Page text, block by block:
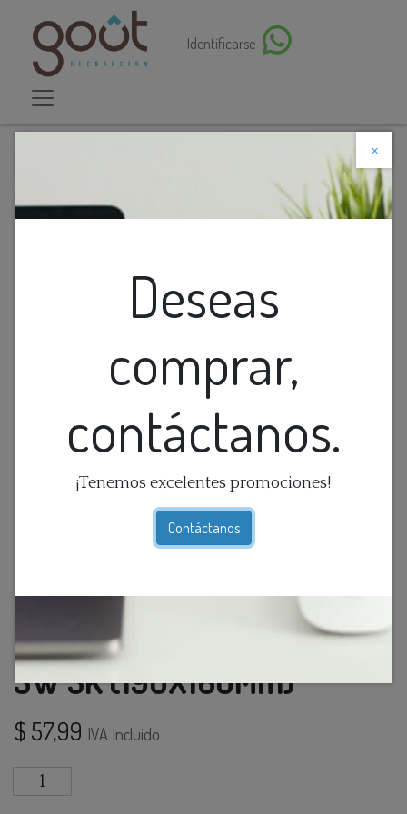
Identificarse
×
Deseas
comprar,
contáctanos.
¡Tenemos excelentes promociones!
Contáctanos
Descuento web
Lamp. Colg. Led Vidrio Fume 5W 3K (190X160Mm)
Lamp. Colg. Led Vidrio Fume
5W 3K (190X160Mm)
$ 57,99 IVA Incluido